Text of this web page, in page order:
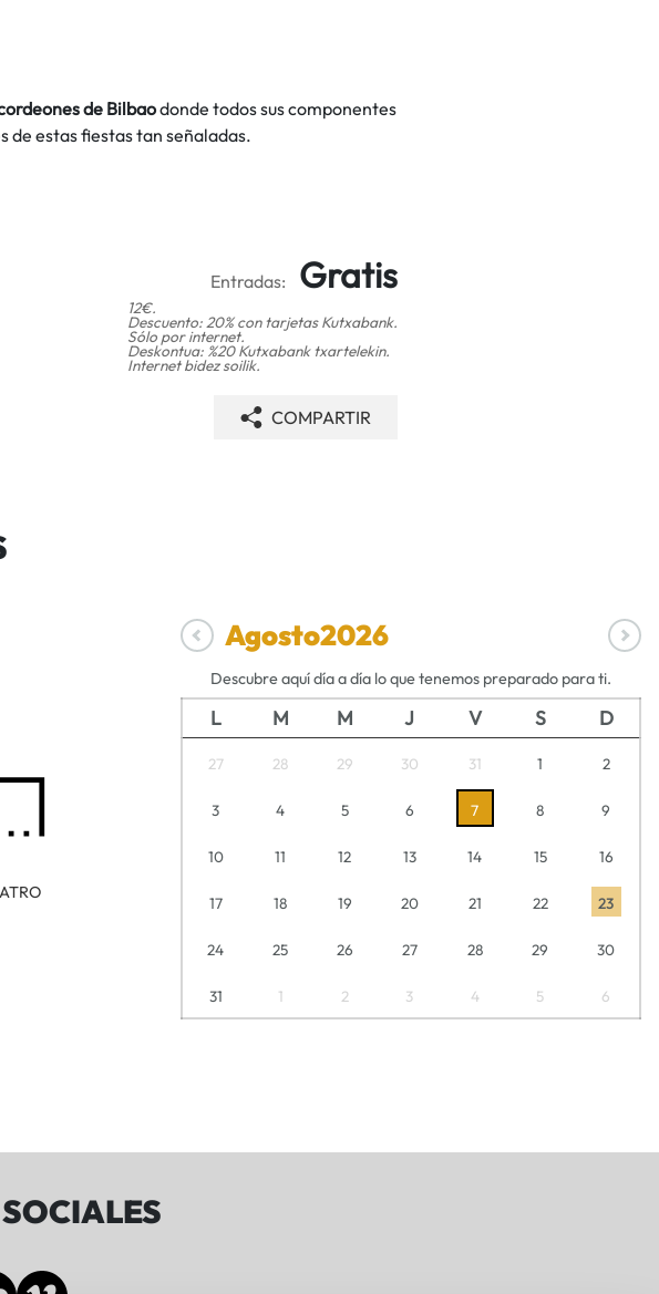
de Bilbaodonde todos sus componentes
de estas fiestas tan señaladas.
Entradas: Gratis
12€.
Descuento: 20% con tarjetas Kutxabank.
Sólo por internet.
Deskontua: %20 Kutxabank txartelekin.
Internet bidez soilik.
COMPARTIR
Agosto2026
Descubre aquí día a día lo que tenemos preparado para ti.
L M M J V S D
27 28 29 30 31 1 2
3 4 5 6 7 8 9
10 11 12 13 14 15 16
17 18 19 20 21 22 23
24 25 26 27 28 29 30
31 1 2 3 4 5 6